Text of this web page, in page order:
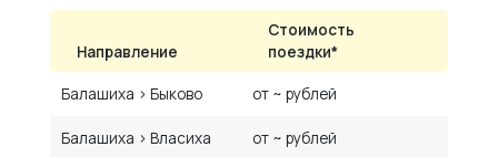
Направление
Стоимость
поездки*
Балашиха › Быково от ~ рублей
Балашиха › Власиха от ~ рублей